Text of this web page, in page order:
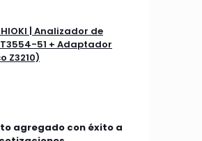
| Analizador de
51 + Adaptador
Z3210)
agregado con éxito a